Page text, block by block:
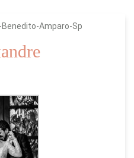
Benedito-Amparo-Sp